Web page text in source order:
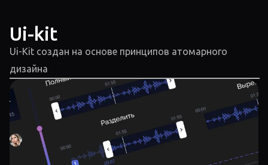
Ui-kit
Ui-Kit создан на основе принципов атомарного
дизайна